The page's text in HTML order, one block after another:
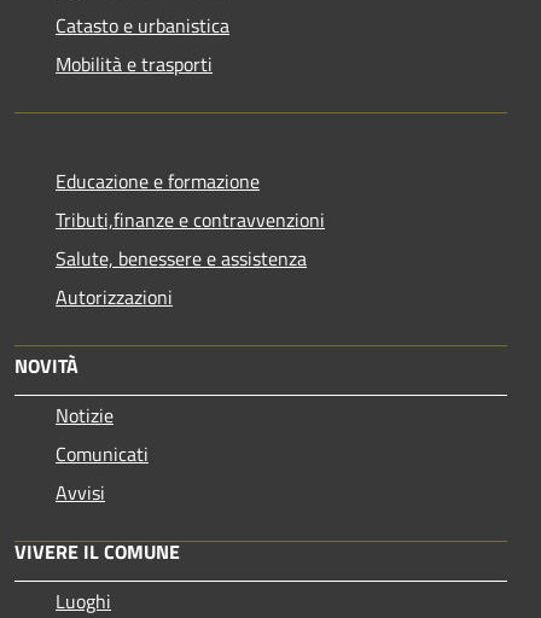
Catasto e urbanistica
Mobilità e trasporti
Educazione e formazione
Tributi,finanze e contravvenzioni
Salute, benessere e assistenza
Autorizzazioni
NOVITÀ
Notizie
Comunicati
Avvisi
VIVERE IL COMUNE
Luoghi